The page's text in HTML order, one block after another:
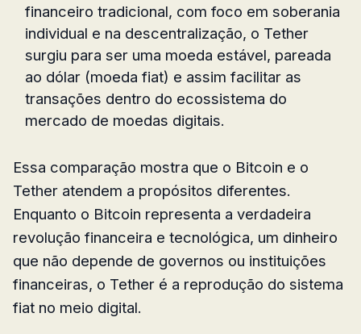
financeiro tradicional, com foco em soberania
individual e na descentralização, o Tether
surgiu para ser uma moeda estável, pareada
ao dólar (moeda fiat) e assim facilitar as
transações dentro do ecossistema do
mercado de moedas digitais.
Essa comparação mostra que o Bitcoin e o
Tether atendem a propósitos diferentes.
Enquanto o Bitcoin representa a verdadeira
revolução financeira e tecnológica, um dinheiro
que não depende de governos ou instituições
financeiras, o Tether é a reprodução do sistema
fiat no meio digital.